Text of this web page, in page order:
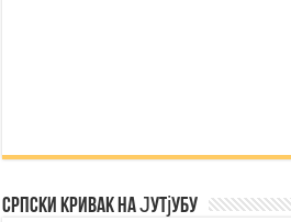
Српски Кривак на Јутјубу